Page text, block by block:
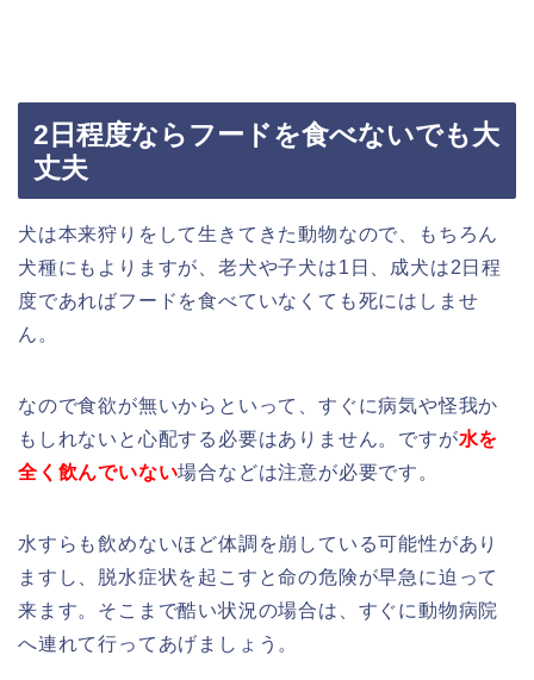
2日程度ならフードを食べないでも大
丈夫
犬は本来狩りをして生きてきた動物なので、もちろん
犬種にもよりますが、老犬や子犬は1日、成犬は2日程
度であればフードを食べていなくても死にはしませ
ん。
なので食欲が無いからといって、すぐに病気や怪我か
もしれないと心配する必要はありません。ですが水を
全く飲んでいない場合などは注意が必要です。
水すらも飲めないほど体調を崩している可能性があり
ますし、脱水症状を起こすと命の危険が早急に迫って
来ます。そこまで酷い状況の場合は、すぐに動物病院
へ連れて行ってあげましょう。